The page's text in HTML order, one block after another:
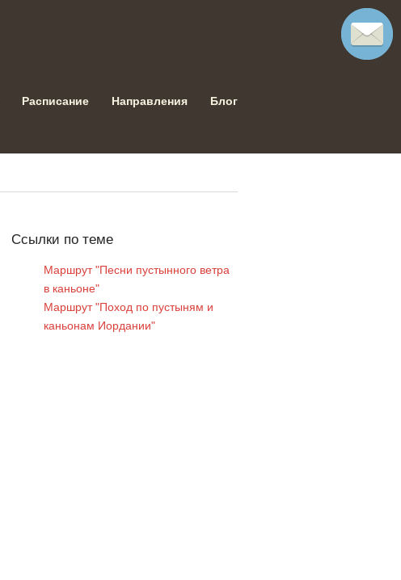
Расписание Направления Блог
Ссылки по теме
Маршрут "Песни пустынного ветра
в каньоне"
Маршрут "Поход по пустыням и
каньонам Иордании"